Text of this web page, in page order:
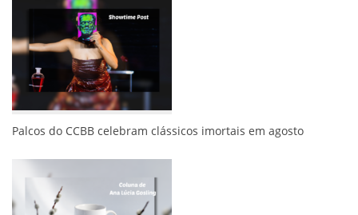
Palcos do CCBB celebram clássicos imortais em agosto